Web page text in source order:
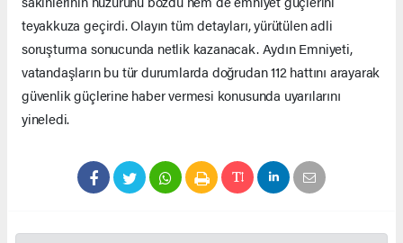
teyakkuza geçirdi. Olayın tüm detayları, yürütülen adli
soruşturma sonucunda netlik kazanacak. Aydın Emniyeti,
vatandaşların bu tür durumlarda doğrudan 112 hattını arayarak
güvenlik güçlerine haber vermesi konusunda uyarılarını
yineledi.